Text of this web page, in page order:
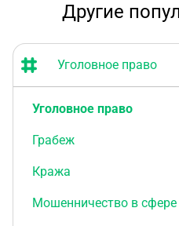
Другие
Уголовное право
Уголовное право
Грабеж
Кража
Мошенничество в сфере